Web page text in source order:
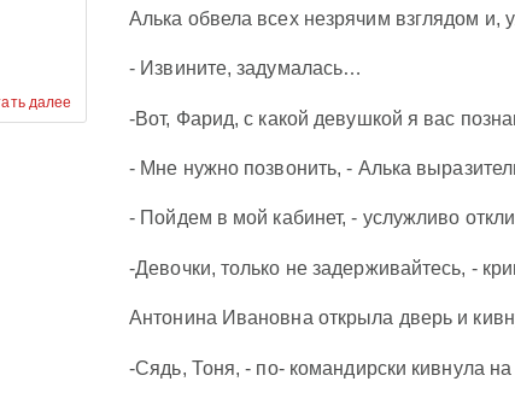
далее
Алька обвела всех незрячим взглядом и,
- Извините, задумалась…
-Вот, Фарид, с какой девушкой я вас
- Мне нужно позвонить, - Алька
- Пойдем в мой кабинет, - услужливо
-Девочки, только не задерживайтесь, -
Антонина Ивановна открыла дверь и
-Сядь, Тоня, - по- командирски кивнула на